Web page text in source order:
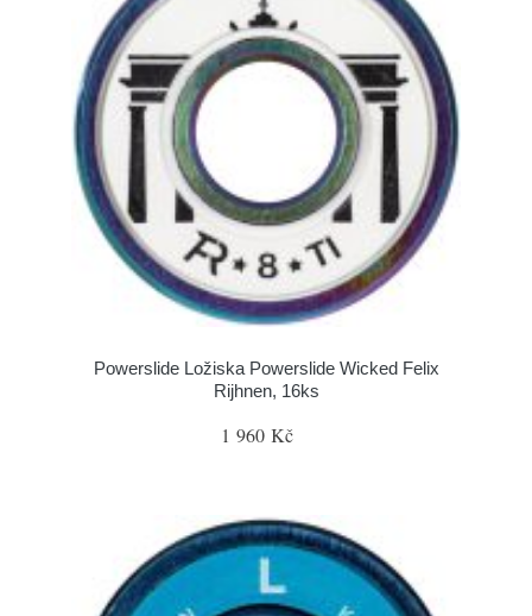
Powerslide Ložiska Powerslide Wicked Felix
Rijhnen, 16ks
1 960 Kč